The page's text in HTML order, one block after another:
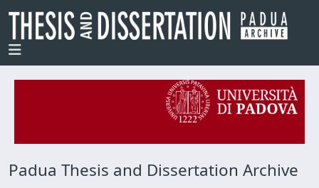
Padua Thesis and Dissertation Archive